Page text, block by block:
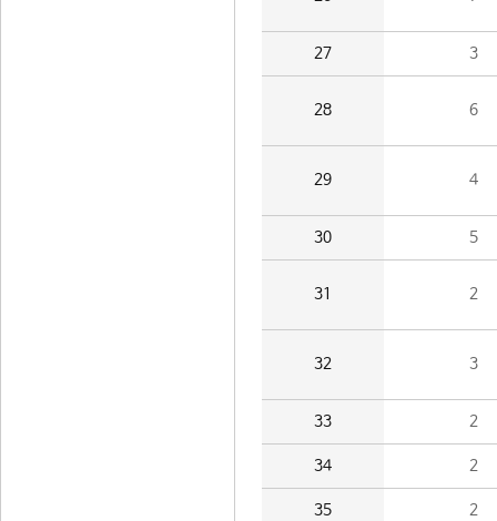
27 3
28 6
29 4
30 5
31 2
32 3
33 2
34 2
35 2